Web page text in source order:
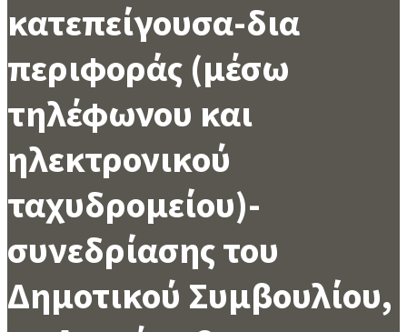
κατεπείγουσα-δια
περιφοράς (μέσω
τηλέφωνου και
ηλεκτρονικού
ταχυδρομείου)-
συνεδρίασης του
Δημοτικού Συμβουλίου,